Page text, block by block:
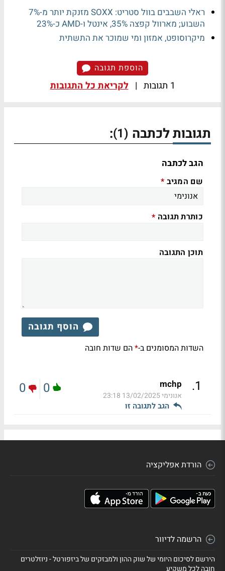
ראלי השבבים בוול סטריט: SOXX מזנקת יותר מ-7%
השבוע; מארוול קפצה 35%, אינטל ו-AMD כ-23%
מיקרוסופט, אמזון ומי שמוכר את התשתית
הוספת תגובה
1 תגובות | לקריאת כל התגובות
תגובות לכתבה (1)
:
הגב לכתבה
שם המגיב *
כותרת תגובה *
תוכן התגובה
הוסף תגובה
השדות המסומנים ב-*הם שדות חובה
1
.
mchp
אנונימי13/02/2025 23:18
הגב לתגובה זו
0
0
הורדת אפליקציה
הרשמה לדיוור
הירשם לסיכום היומי של שוק ההון ולמבזקים של ביזפורטל - ניוזלטרים
חובה לכל משקיע